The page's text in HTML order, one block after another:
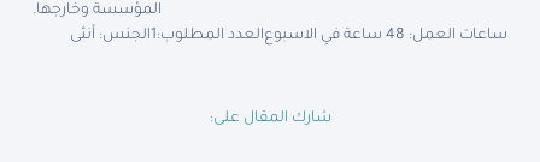
المؤسسة وخارجها.
ساعات العمل: 48 ساعة في الاسبوع
العدد المطلوب:1 الجنس: أنثى
شارك المقال على: